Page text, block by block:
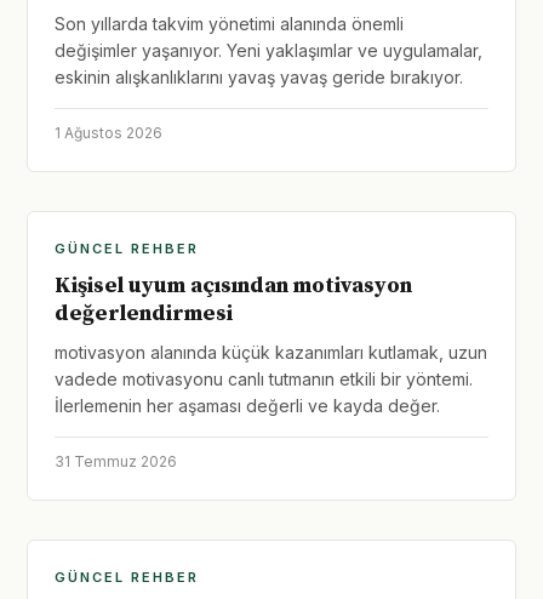
Son yıllarda takvim yönetimi alanında önemli
değişimler yaşanıyor. Yeni yaklaşımlar ve uygulamalar,
eskinin alışkanlıklarını yavaş yavaş geride bırakıyor.
1 Ağustos 2026
GÜNCEL REHBER
Kişisel uyum açısından motivasyon
değerlendirmesi
motivasyon alanında küçük kazanımları kutlamak, uzun
vadede motivasyonu canlı tutmanın etkili bir yöntemi.
İlerlemenin her aşaması değerli ve kayda değer.
31 Temmuz 2026
GÜNCEL REHBER